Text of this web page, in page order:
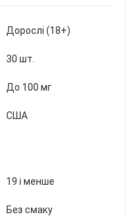
Дорослі (18+)
30 шт.
До 100 мг
США
19 і менше
Без смаку